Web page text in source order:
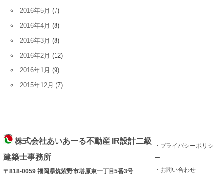
2016年5月 (7)
2016年4月 (8)
2016年3月 (8)
2016年2月 (12)
2016年1月 (9)
2015年12月 (7)
株式会社あいあーる不動産 IR設計二級
建築士事務所
〒818-0059 福岡県筑紫野市塔原東一丁目5番3号
・プライバシーポリシ
ー
・お問い合わせ